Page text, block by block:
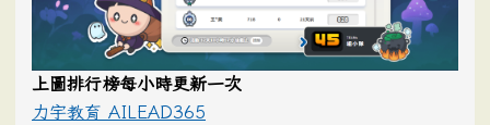
上圖排行榜每小時更新一次
力宇教育 AILEAD365